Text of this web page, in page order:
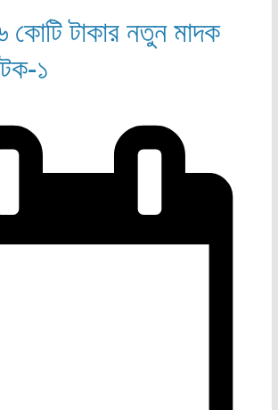
কোটি টাকার নতুন মাদক
১